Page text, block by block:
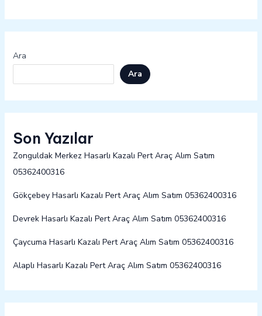
Ara
Ara
Son Yazılar
Zonguldak Merkez Hasarlı Kazalı Pert Araç Alım Satım
05362400316
Gökçebey Hasarlı Kazalı Pert Araç Alım Satım 05362400316
Devrek Hasarlı Kazalı Pert Araç Alım Satım 05362400316
Çaycuma Hasarlı Kazalı Pert Araç Alım Satım 05362400316
Alaplı Hasarlı Kazalı Pert Araç Alım Satım 05362400316